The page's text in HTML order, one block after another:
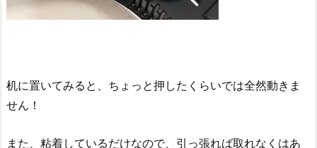
机に置いてみると、ちょっと押したくらいでは全然動きま
せん！
また、粘着しているだけなので、引っ張れば取れなくはあ